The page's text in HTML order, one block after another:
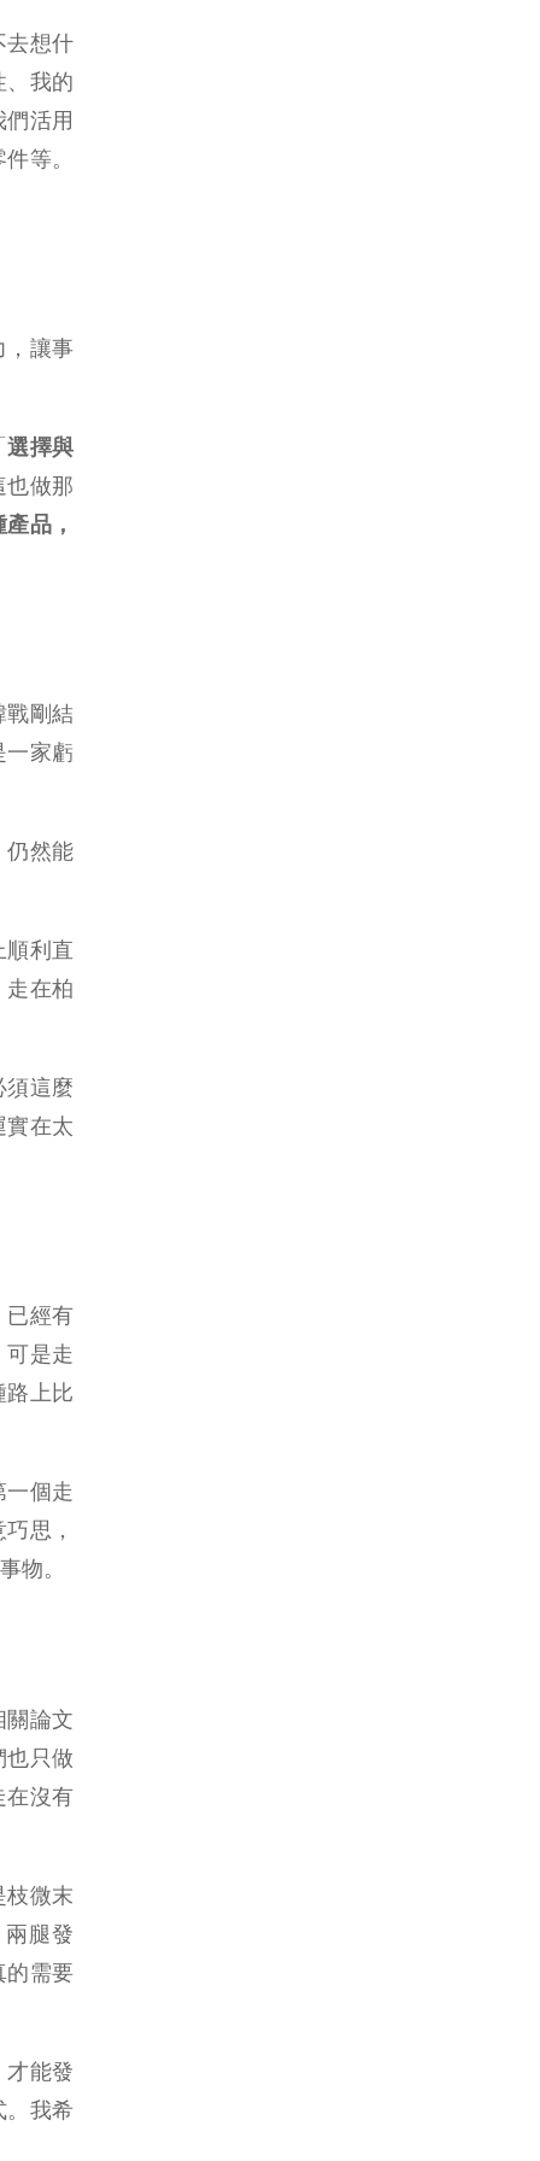
去想什
、我的
活用
等。
，讓事
選擇與
也做那
品，
戰剛結
一家虧
仍然能
順利直
走在柏
須這麼
實在太
已經有
可是走
路上比
一個走
思，
物。
關論文
也只做
在沒有
枝微末
腿發
的需要
才能發
。我希